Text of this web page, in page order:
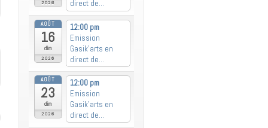
2026
direct de...
AOÛT
16
dim
2026
12:00 pm
Emission
Gasik’arts en
direct de...
AOÛT
23
dim
2026
12:00 pm
Emission
Gasik’arts en
direct de...